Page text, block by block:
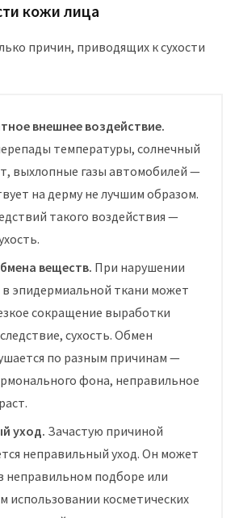
кожи лица
причин, приводящих к сухости
внешнее воздействие.
температуры, солнечный
выхлопные газы автомобилей —
на дерму не лучшим образом.
такого воздействия —
веществ. При нарушении
эпидермиальной ткани может
сокращение выработки
сухость. Обмен
по разным причинам —
фона, неправильное
уход. Зачастую причиной
неправильный уход. Он может
неправильном подборе или
использовании косметических